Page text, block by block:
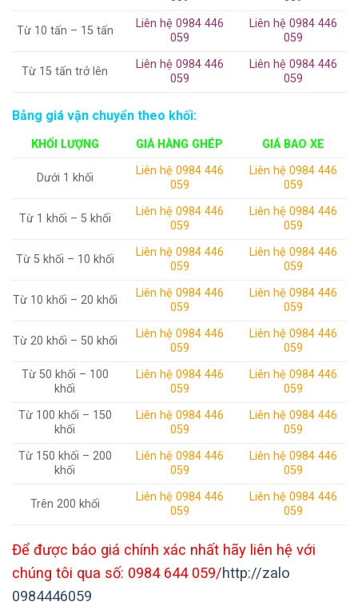
Từ 10 tấn – 15 tấn
Liên hệ 0984 446
059
Liên hệ 0984 446
059
Từ 15 tấn trở lên
Liên hệ 0984 446
059
Liên hệ 0984 446
059
Bảng giá vận chuyển theo khối:
KHỐI LƯỢNG GIÁ HÀNG GHÉP GIÁ BAO XE
Dưới 1 khối
Liên hệ 0984 446
059
Liên hệ 0984 446
059
Từ 1 khối – 5 khối
Liên hệ 0984 446
059
Liên hệ 0984 446
059
Từ 5 khối – 10 khối
Liên hệ 0984 446
059
Liên hệ 0984 446
059
Từ 10 khối – 20 khối
Liên hệ 0984 446
059
Liên hệ 0984 446
059
Từ 20 khối – 50 khối
Liên hệ 0984 446
059
Liên hệ 0984 446
059
Từ 50 khối – 100
khối
Liên hệ 0984 446
059
Liên hệ 0984 446
059
Từ 100 khối – 150
khối
Liên hệ 0984 446
059
Liên hệ 0984 446
059
Từ 150 khối – 200
khối
Liên hệ 0984 446
059
Liên hệ 0984 446
059
Trên 200 khối
Liên hệ 0984 446
059
Liên hệ 0984 446
059
Để được báo giá chính xác nhất hãy liên hệ với
chúng tôi qua số: 0984 644 059/http://zalo
0984446059